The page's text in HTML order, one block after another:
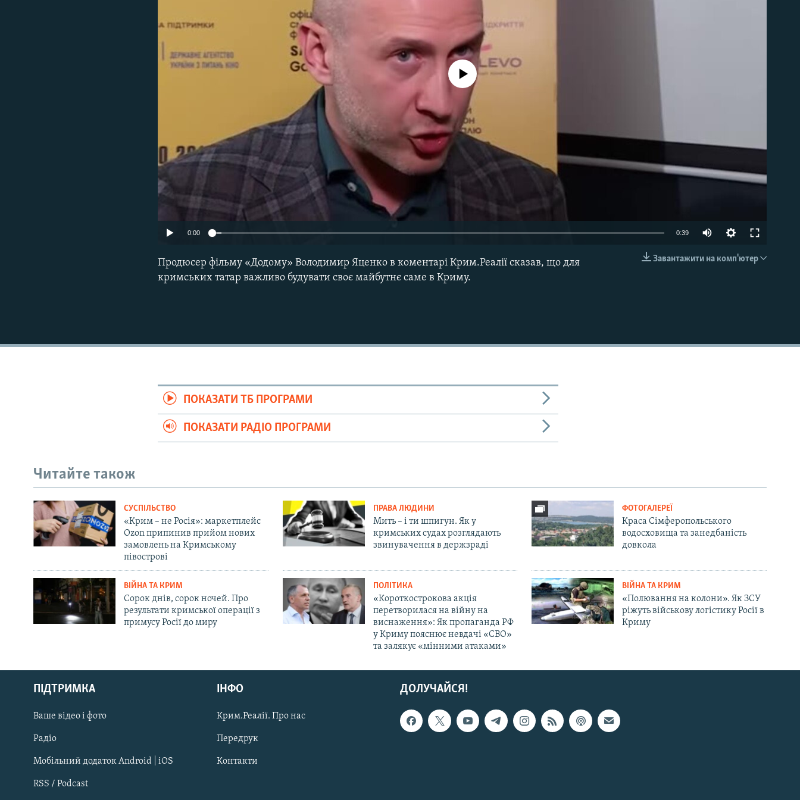
Русский
Qırımtatar
ДОЛУЧАЙСЯ!
No media source currently available
0:00 0:39
Завантажити на комп'ютер
Продюсер фільму «Додому» Володимир Яценко в коментарі Крим.Реалії сказав, що для
кримських татар важливо будувати своє майбутнє саме в Криму.
ПОКАЗАТИ ТБ ПРОГРАМИ
ПОКАЗАТИ РАДІО ПРОГРАМИ
Читайте також
СУСПІЛЬСТВО
«Крим – не Росія»: маркетплейс
Ozon припинив прийом нових
замовлень на Кримському
півострові
ПРАВА ЛЮДИНИ
Мить – і ти шпигун. Як у
кримських судах розглядають
звинувачення в держзраді
ФОТОГАЛЕРЕЇ
Краса Сімферопольського
водосховища та занедбаність
довкола
ВІЙНА ТА КРИМ
Сорок днів, сорок ночей. Про
результати кримської операції з
примусу Росії до миру
ПОЛІТИКА
«Короткострокова акція
перетворилася на війну на
виснаження»: Як пропаганда РФ
у Криму пояснює невдачі «СВО»
та залякує «мінними атаками»
ВІЙНА ТА КРИМ
«Полювання на колони». Як ЗСУ
ріжуть військову логістику Росії в
Криму
ДОЛУЧАЙСЯ!
ПІДТРИМКА
Ваше відео і фото
Радіо
Мобільний додаток Android | iOS
RSS / Podcast
ІНФО
Крим.Реалії. Про нас
Передрук
Контакти